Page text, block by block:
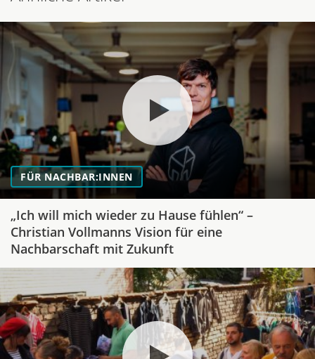
FÜR NACHBAR:INNEN
„Ich will mich wieder zu Hause fühlen“ –
Christian Vollmanns Vision für eine
Nachbarschaft mit Zukunft